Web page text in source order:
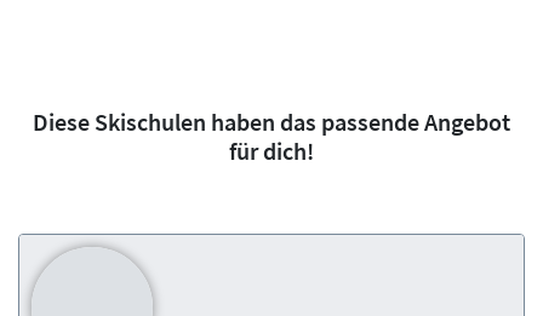
Diese Skischulen haben das passende Angebot
für dich!